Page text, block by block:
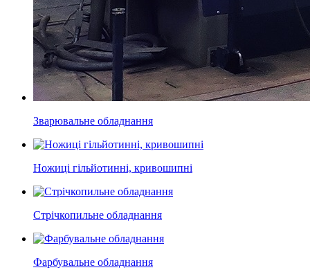
Зварювальне обладнання
Ножиці гільйотинні, кривошипні
Стрічкопильне обладнання
Фарбувальне обладнання